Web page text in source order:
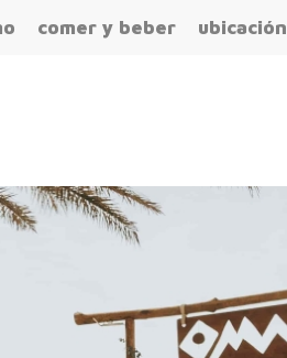
comer y beber ubicación